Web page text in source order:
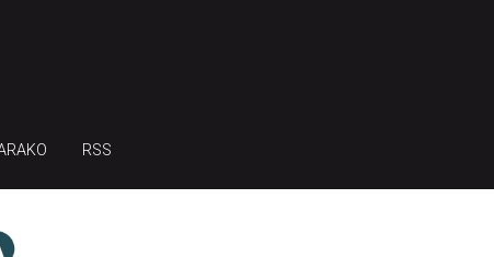
RSS